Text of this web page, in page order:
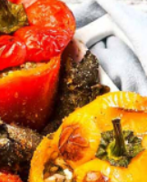
και
ρύζι, φέτα